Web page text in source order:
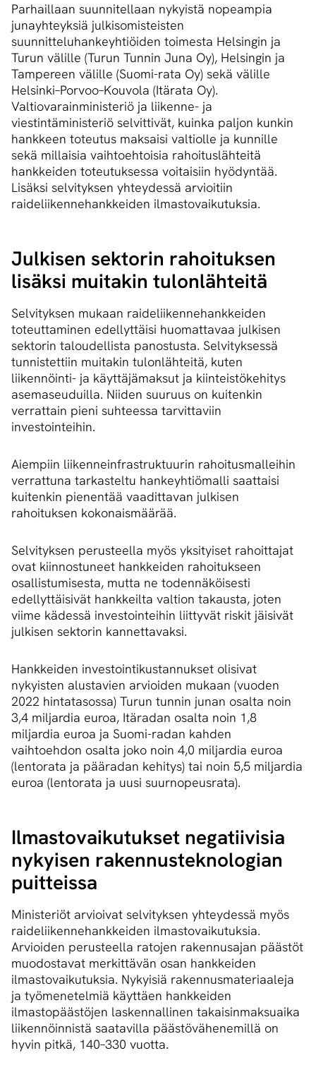
Parhaillaan suunnitellaan nykyistä nopeampia
junayhteyksiä julkisomisteisten
suunnitteluhankeyhtiöiden toimesta Helsingin ja
Turun välille (Turun Tunnin Juna Oy), Helsingin ja
Tampereen välille (Suomi-rata Oy) sekä välille
Helsinki–Porvoo–Kouvola (Itärata Oy).
Valtiovarainministeriö ja liikenne- ja
viestintäministeriö selvittivät, kuinka paljon kunkin
hankkeen toteutus maksaisi valtiolle ja kunnille
sekä millaisia vaihtoehtoisia rahoituslähteitä
hankkeiden toteutuksessa voitaisiin hyödyntää.
Lisäksi selvityksen yhteydessä arvioitiin
raideliikennehankkeiden ilmastovaikutuksia.
Julkisen sektorin rahoituksen
lisäksi muitakin tulonlähteitä
Selvityksen mukaan raideliikennehankkeiden
toteuttaminen edellyttäisi huomattavaa julkisen
sektorin taloudellista panostusta. Selvityksessä
tunnistettiin muitakin tulonlähteitä, kuten
liikennöinti- ja käyttäjämaksut ja kiinteistökehitys
asemaseuduilla. Niiden suuruus on kuitenkin
verrattain pieni suhteessa tarvittaviin
investointeihin.
Aiempiin liikenneinfrastruktuurin rahoitusmalleihin
verrattuna tarkasteltu hankeyhtiömalli saattaisi
kuitenkin pienentää vaadittavan julkisen
rahoituksen kokonaismäärää.
Selvityksen perusteella myös yksityiset rahoittajat
ovat kiinnostuneet hankkeiden rahoitukseen
osallistumisesta, mutta ne todennäköisesti
edellyttäisivät hankkeilta valtion takausta, joten
viime kädessä investointeihin liittyvät riskit jäisivät
julkisen sektorin kannettavaksi.
Hankkeiden investointikustannukset olisivat
nykyisten alustavien arvioiden mukaan (vuoden
2022 hintatasossa) Turun tunnin junan osalta noin
3,4 miljardia euroa, Itäradan osalta noin 1,8
miljardia euroa ja Suomi-radan kahden
vaihtoehdon osalta joko noin 4,0 miljardia euroa
(lentorata ja pääradan kehitys) tai noin 5,5 miljardia
euroa (lentorata ja uusi suurnopeusrata).
Il­mas­to­vai­ku­tuk­set negatiivisia
nykyisen ra­ken­nus­tek­no­lo­gian
puitteissa
Ministeriöt arvioivat selvityksen yhteydessä myös
raideliikennehankkeiden ilmastovaikutuksia.
Arvioiden perusteella ratojen rakennusajan päästöt
muodostavat merkittävän osan hankkeiden
ilmastovaikutuksia. Nykyisiä rakennusmateriaaleja
ja työmenetelmiä käyttäen hankkeiden
ilmastopäästöjen laskennallinen takaisinmaksuaika
liikennöinnistä saatavilla päästövähenemillä on
hyvin pitkä, 140–330 vuotta.